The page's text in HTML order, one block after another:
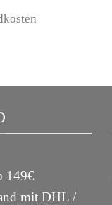
€
149€
mit DHL /